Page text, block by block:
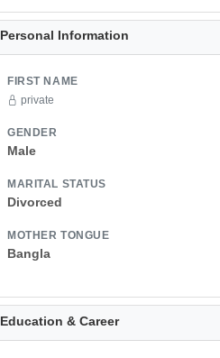
Personal Information
FIRST NAME
private
GENDER
Male
MARITAL STATUS
Divorced
MOTHER TONGUE
Bangla
Education & Career